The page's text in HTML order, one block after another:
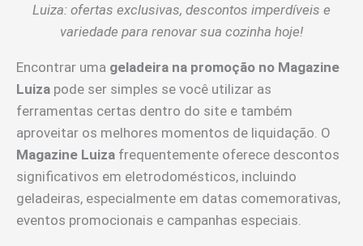
Luiza: ofertas exclusivas, descontos imperdíveis e
variedade para renovar sua cozinha hoje!
Encontrar uma geladeira na promoção no Magazine
Luiza pode ser simples se você utilizar as
ferramentas certas dentro do site e também
aproveitar os melhores momentos de liquidação. O
Magazine Luiza frequentemente oferece descontos
significativos em eletrodomésticos, incluindo
geladeiras, especialmente em datas comemorativas,
eventos promocionais e campanhas especiais.